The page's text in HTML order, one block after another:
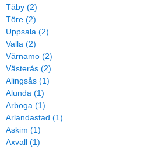
Täby (2)
Töre (2)
Uppsala (2)
Valla (2)
Värnamo (2)
Västerås (2)
Alingsås (1)
Alunda (1)
Arboga (1)
Arlandastad (1)
Askim (1)
Axvall (1)